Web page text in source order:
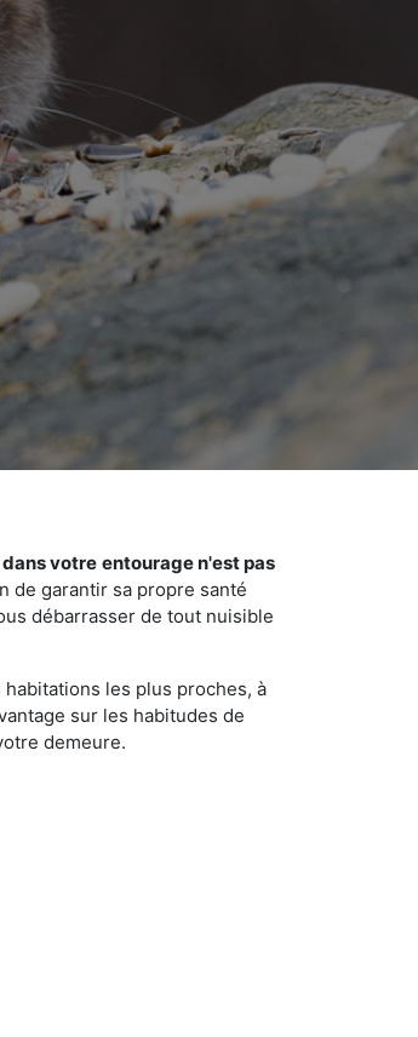
votre entourage n'est pas
de garantir sa propre santé
débarrasser de tout nuisible
les plus proches, à
sur les habitudes de
demeure.